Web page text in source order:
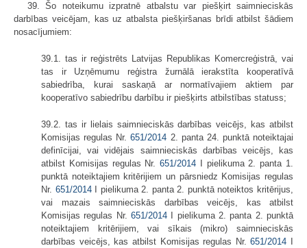
39. Šo noteikumu izpratnē atbalstu var piešķirt saimnieciskās
darbības veicējam, kas uz atbalsta piešķiršanas brīdi atbilst šādiem
nosacījumiem:
39.1. tas ir reģistrēts Latvijas Republikas Komercreģistrā, vai
tas ir Uzņēmumu reģistra žurnālā ierakstīta kooperatīvā
sabiedrība, kurai saskaņā ar normatīvajiem aktiem par
kooperatīvo sabiedrību darbību ir piešķirts atbilstības statuss;
39.2. tas ir lielais saimnieciskās darbības veicējs, kas atbilst
Komisijas regulas Nr.651/2014 2. panta 24. punktā noteiktajai
definīcijai, vai vidējais saimnieciskās darbības veicējs, kas
atbilst Komisijas regulas Nr.651/2014 I pielikuma 2. panta 1.
punktā noteiktajiem kritērijiem un pārsniedz Komisijas regulas
Nr. 651/2014I pielikuma 2. panta 2. punktā noteiktos kritērijus,
vai mazais saimnieciskās darbības veicējs, kas atbilst
Komisijas regulas Nr. 651/2014 I pielikuma 2. panta 2. punktā
noteiktajiem kritērijiem, vai sīkais (mikro) saimnieciskās
darbības veicējs, kas atbilst Komisijas regulas Nr.651/2014